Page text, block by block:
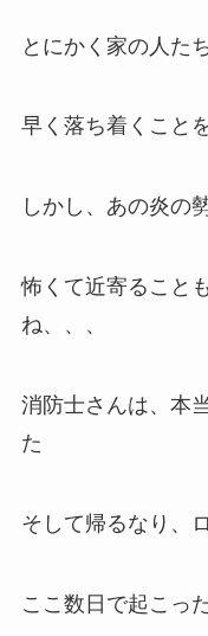
とにかく家の人た
早く落ち着くこと
しかし、あの炎の
怖くて近寄ること
ね、、、
消防士さんは、本
た
そして帰るなり、
ここ数日で起こっ